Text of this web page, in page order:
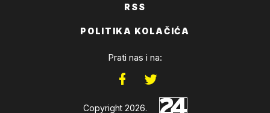
RSS
POLITIKA KOLAČIĆA
Prati nas i na:
Copyright 2026.